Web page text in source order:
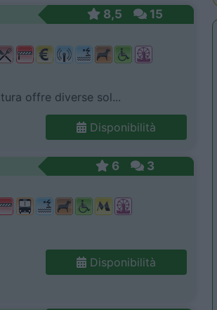
8,5 15
offre diverse sol...
Disponibilità
6 3
Disponibilità